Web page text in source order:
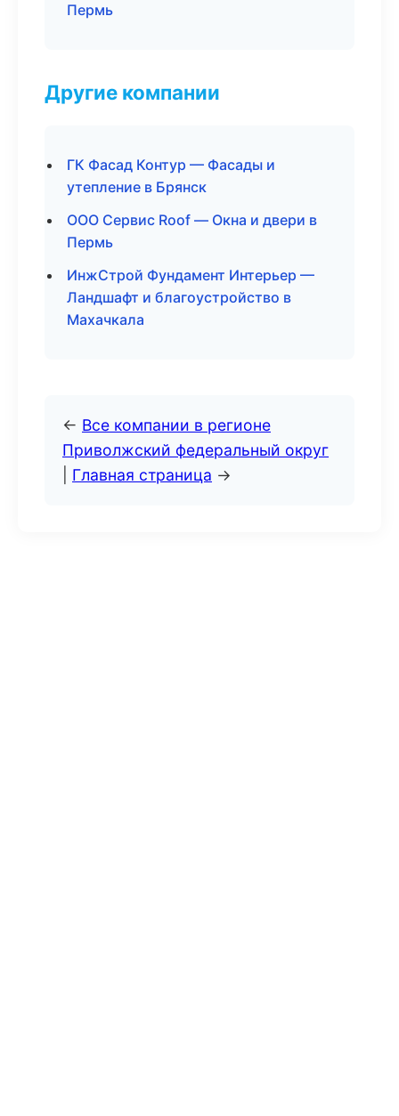
Пермь
Другие компании
ГК Фасад Контур — Фасады и
утепление в Брянск
ООО Сервис Roof — Окна и двери в
Пермь
ИнжСтрой Фундамент Интерьер —
Ландшафт и благоустройство в
Махачкала
← Все компании в регионе
Приволжский федеральный округ
Главная страница →